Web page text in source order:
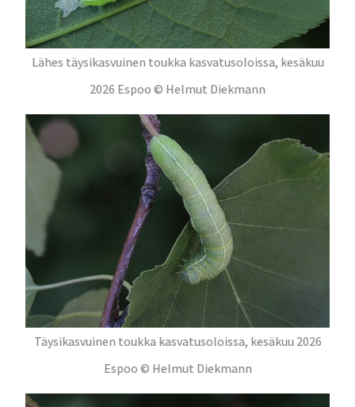
Lähes täysikasvuinen toukka kasvatusoloissa, kesäkuu
2026 Espoo © Helmut Diekmann
Täysikasvuinen toukka kasvatusoloissa, kesäkuu 2026
Espoo © Helmut Diekmann